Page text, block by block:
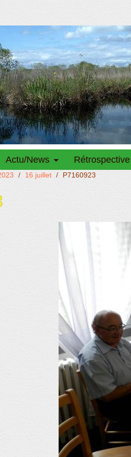
Actu/News Rétrospective
/ 16 juillet / P7160923